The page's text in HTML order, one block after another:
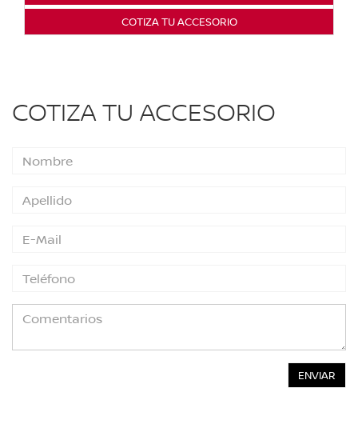
COTIZA TU ACCESORIO
COTIZA TU ACCESORIO